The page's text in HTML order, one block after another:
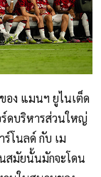
อง แมนฯ ยูไนเต็ด
ดบริหารส่วนใหญ่
โนลด์ กับ เม
สมัยนั้นมักจะโดน